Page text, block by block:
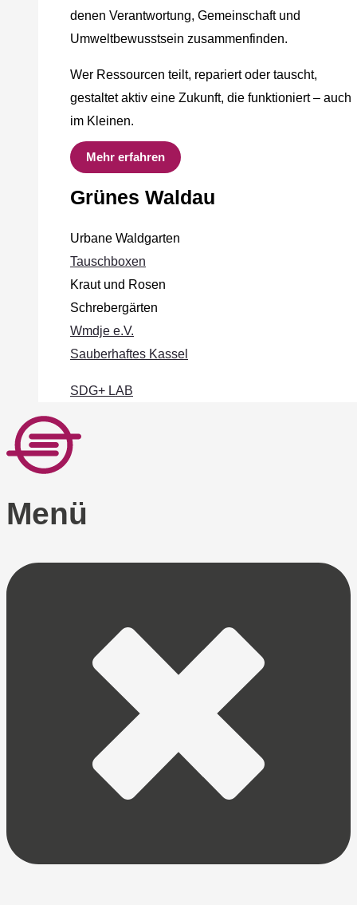
denen Verantwortung, Gemeinschaft und
Umweltbewusstsein zusammenfinden.
Wer Ressourcen teilt, repariert oder tauscht,
gestaltet aktiv eine Zukunft, die funktioniert – auch
im Kleinen.
Mehr erfahren
Grünes Waldau
Urbane Waldgarten
Tauschboxen
Kraut und Rosen
Schrebergärten
Wmdje e.V.
Sauberhaftes Kassel
SDG+ LAB
Menü